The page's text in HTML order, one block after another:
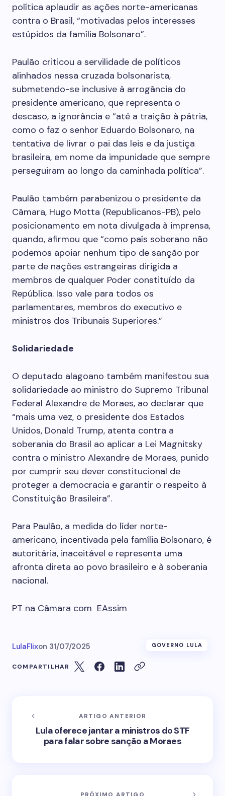
política aplaudir as ações norte-americanas
contra o Brasil, “motivadas pelos interesses
estúpidos da família Bolsonaro”.
Paulão criticou a servilidade de políticos
alinhados nessa cruzada bolsonarista,
submetendo-se inclusive à arrogância do
presidente americano, que representa o
descaso, a ignorância e “até a traição à pátria,
como o faz o senhor Eduardo Bolsonaro, na
tentativa de livrar o pai das leis e da justiça
brasileira, em nome da impunidade que sempre
perseguiram ao longo da caminhada política”.
Paulão também parabenizou o presidente da
Câmara, Hugo Motta (Republicanos-PB), pelo
posicionamento em nota divulgada à imprensa,
quando, afirmou que “como país soberano não
podemos apoiar nenhum tipo de sanção por
parte de nações estrangeiras dirigida a
membros de qualquer Poder constituído da
República. Isso vale para todos os
parlamentares, membros do executivo e
ministros dos Tribunais Superiores.”
Solidariedade
O deputado alagoano também manifestou sua
solidariedade ao ministro do Supremo Tribunal
Federal Alexandre de Moraes, ao declarar que
“mais uma vez, o presidente dos Estados
Unidos, Donald Trump, atenta contra a
soberania do Brasil ao aplicar a Lei Magnitsky
contra o ministro Alexandre de Moraes, punido
por cumprir seu dever constitucional de
proteger a democracia e garantir o respeito à
Constituição Brasileira”.
Para Paulão, a medida do líder norte-
americano, incentivada pela família Bolsonaro, é
autoritária, inaceitável e representa uma
afronta direta ao povo brasileiro e à soberania
nacional.
PT na Câmara com EAssim
LulaFlixon 31/07/2025 GOVERNO LULA
COMPARTILHAR
ARTIGO ANTERIOR
Lula oferece jantar a ministros do STF
para falar sobre sanção a Moraes